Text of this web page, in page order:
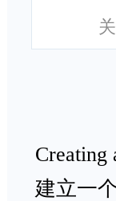
Creating
建立一